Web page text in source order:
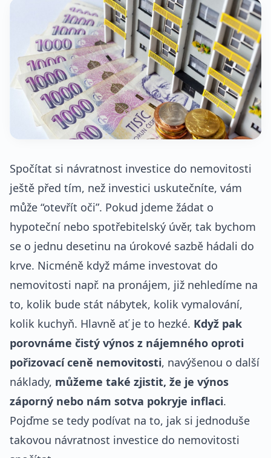
Spočítat si návratnost investice do nemovitosti
ještě před tím, než investici uskutečníte, vám
může “otevřít oči”. Pokud jdeme žádat o
hypoteční nebo spotřebitelský úvěr, tak bychom
se o jednu desetinu na úrokové sazbě hádali do
krve. Nicméně když máme investovat do
nemovitosti např. na pronájem, již nehledíme na
to, kolik bude stát nábytek, kolik vymalování,
kolik kuchyň. Hlavně ať je to hezké. Když pak
porovnáme čistý výnos z nájemného oproti
pořizovací ceně nemovitosti, navýšenou o další
náklady, můžeme také zjistit, že je výnos
záporný nebo nám sotva pokryje inflaci.
Pojďme se tedy podívat na to, jak si jednoduše
takovou návratnost investice do nemovitosti